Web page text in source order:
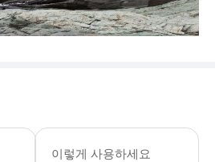
이렇게 사용하세요